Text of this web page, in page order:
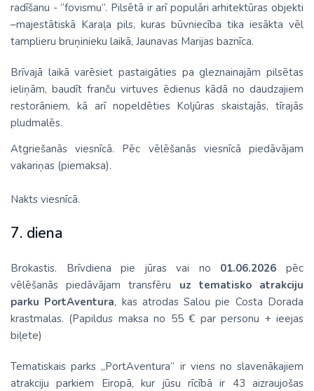
radīšanu - “fovismu”. Pilsētā ir arī populāri arhitektūras objekti
–majestātiskā Karaļa pils, kuras būvniecība tika iesākta vēl
tamplieru bruņinieku laikā, Jaunavas Marijas baznīca.
Brīvajā laikā varēsiet pastaigāties pa gleznainajām pilsētas
ieliņām, baudīt franču virtuves ēdienus kādā no daudzajiem
restorāniem, kā arī nopeldēties Koljūras skaistajās, tīrajās
pludmalēs.
Atgriešanās viesnīcā. Pēc vēlēšanās viesnīcā piedāvājam
vakariņas (piemaksa).
Nakts viesnīcā.
7. diena
Brokastis. Brīvdiena pie jūras vai no 01.06.2026 pēc
vēlēšanās piedāvājam transfēru uz tematisko atrakciju
parku PortAventura, kas atrodas Salou pie Costa Dorada
krastmalas. (Papildus maksa no 55 € par personu + ieejas
biļete)
Tematiskais parks „PortAventura” ir viens no slavenākajiem
atrakciju parkiem Eiropā, kur jūsu rīcībā ir 43 aizraujošas